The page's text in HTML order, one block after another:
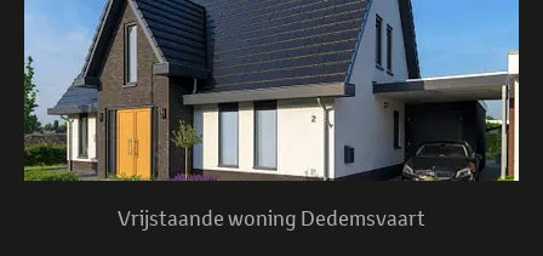
Vrijstaande woning Dedemsvaart